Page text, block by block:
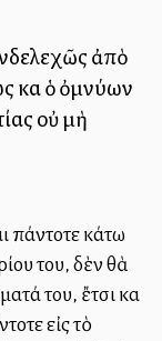
ἀπὸ
καὶ ὁ ὀμνύων
οὐ μὴ
πάντοτε κάτω
του, δὲν θὰ
του, ἔτσι καὶ
εἰς τὸ